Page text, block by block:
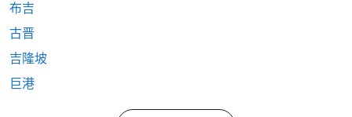
布吉
古晋
吉隆坡
巨港